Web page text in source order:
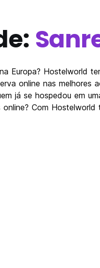
Europa? Hostelworld
online nas melhores
já se hospedou em
online? Com